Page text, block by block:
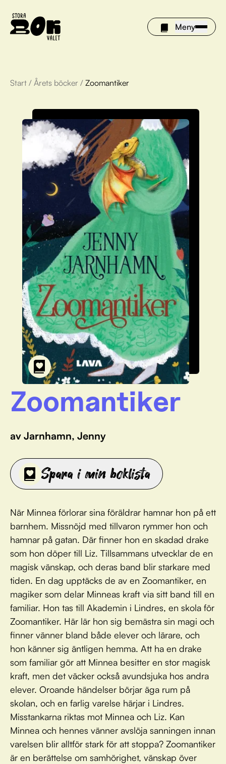
Meny
Årets böcker
Om Stora bokvalet
Olivia tipsar
Vinnare
FAQ
För bibliotek
Start / Årets böcker / Zoomantiker
Zoomantiker
av Jarnhamn, Jenny
Spara i min boklista
När Minnea förlorar sina föräldrar hamnar hon på ett
barnhem. Missnöjd med tillvaron rymmer hon och
hamnar på gatan. Där finner hon en skadad drake
som hon döper till Liz. Tillsammans utvecklar de en
magisk vänskap, och deras band blir starkare med
tiden. En dag upptäcks de av en Zoomantiker, en
magiker som delar Minneas kraft via sitt band till en
familiar. Hon tas till Akademin i Lindres, en skola för
Zoomantiker. Här lär hon sig bemästra sin magi och
finner vänner bland både elever och lärare, och
hon känner sig äntligen hemma. Att ha en drake
som familiar gör att Minnea besitter en stor magisk
kraft, men det väcker också avundsjuka hos andra
elever. Oroande händelser börjar äga rum på
skolan, och en farlig varelse härjar i Lindres.
Misstankarna riktas mot Minnea och Liz. Kan
Minnea och hennes vänner avslöja sanningen innan
varelsen blir alltför stark för att stoppa? Zoomantiker
är en berättelse om samhörighet, vänskap över